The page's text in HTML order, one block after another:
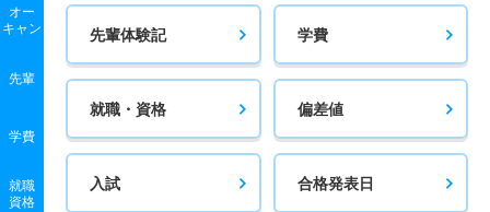
オー
キャン
先輩
学費
就職
資格
先輩体験記 学費
就職・資格 偏差値
入試 合格発表日